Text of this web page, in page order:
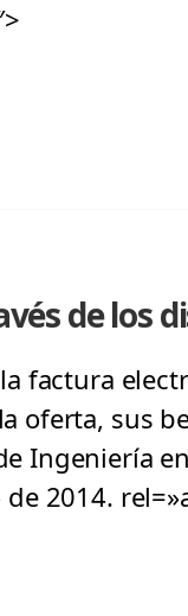
de los
factura
oferta, sus
Ingeniería
2014.